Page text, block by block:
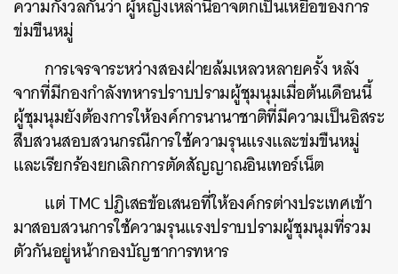
ความกังวลกันว่า ผู้หญิงเหล่านี้อาจตกเป็นเหยื่อของการ
ข่มขืนหมู่
การเจรจาระหว่างสองฝ่ายล้มเหลวหลายครั้ง หลัง
จากที่มีกองกำลังทหารปราบปรามผู้ชุมนุมเมื่อต้นเดือนนี้
ผู้ชุมนุมยังต้องการให้องค์การนานาชาติที่มีความเป็นอิสระ
สืบสวนสอบสวนกรณีการใช้ความรุนแรงและข่มขืนหมู่
และเรียกร้องยกเลิกการตัดสัญญาณอินเทอร์เน็ต
แต่ TMC ปฏิเสธข้อเสนอที่ให้องค์กรต่างประเทศเข้า
มาสอบสวนการใช้ความรุนแรงปราบปรามผู้ชุมนุมที่รวม
ตัวกันอยู่หน้ากองบัญชาการทหาร